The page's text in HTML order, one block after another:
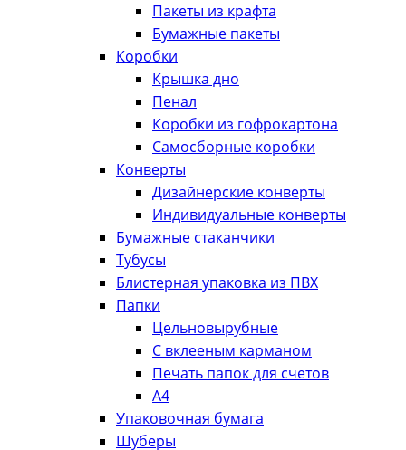
Пакеты из крафта
Бумажные пакеты
Коробки
Крышка дно
Пенал
Коробки из гофрокартона
Самосборные коробки
Конверты
Дизайнерские конверты
Индивидуальные конверты
Бумажные стаканчики
Тубусы
Блистерная упаковка из ПВХ
Папки
Цельновырубные
С вклееным карманом
Печать папок для счетов
А4
Упаковочная бумага
Шуберы